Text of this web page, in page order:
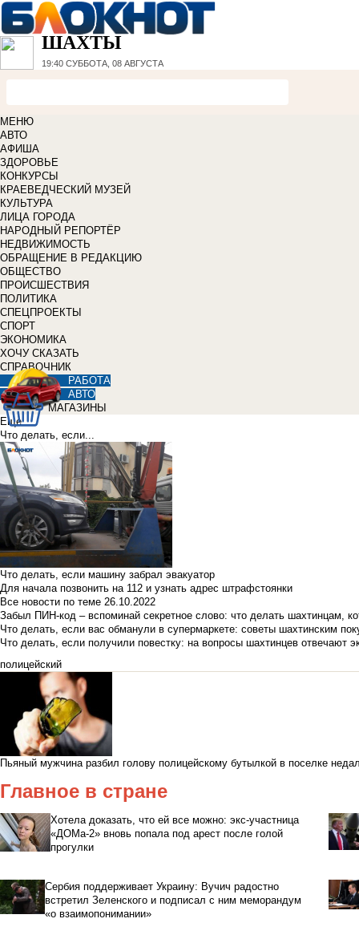
ШАХТЫ
19:40 СУББОТА, 08 АВГУСТА
МЕНЮ
АВТО
АФИША
ЗДОРОВЬЕ
КОНКУРСЫ
КРАЕВЕДЧЕСКИЙ МУЗЕЙ
КУЛЬТУРА
ЛИЦА ГОРОДА
НАРОДНЫЙ РЕПОРТЁР
НЕДВИЖИМОСТЬ
ОБРАЩЕНИЕ В РЕДАКЦИЮ
ОБЩЕСТВО
ПРОИСШЕСТВИЯ
ПОЛИТИКА
СПЕЦПРОЕКТЫ
СПОРТ
ЭКОНОМИКА
ХОЧУ СКАЗАТЬ
СПРАВОЧНИК
РАБОТА
АВТО
МАГАЗИНЫ
Еще
Что делать, если...
Что делать, если машину забрал эвакуатор
Для начала позвонить на 112 и узнать адрес штрафстоянки
Все новости по теме 26.10.2022
Забыл ПИН-код – вспоминай секретное слово: что делать шахтинцам,
Что делать, если вас обманули в супермаркете: советы шахтинским
Что делать, если получили повестку: на вопросы шахтинцев отвечают
полицейский
Пьяный мужчина разбил голову полицейскому бутылкой в поселке
Главное в стране
Хотела доказать, что ей все можно: экс-участница
«ДОМа-2» вновь попала под арест после голой
прогулки
Сербия поддерживает Украину: Вучич радостно
встретил Зеленского и подписал с ним меморандум
«о взаимопонимании»